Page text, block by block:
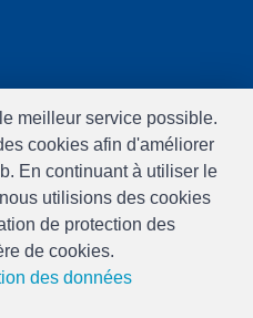
meilleur service possible.
cookies afin d'améliorer
En continuant à utiliser le
utilisions des cookies
de protection des
de cookies.
des données